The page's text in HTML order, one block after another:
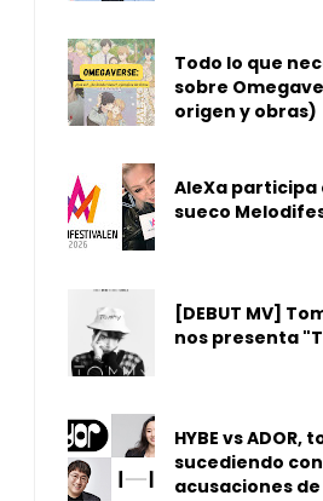
Todo lo que
sobre
origen y obras)
AleXa participa
sueco
[DEBUT MV]
nos presenta
HYBE vs
sucediendo
acusaciones